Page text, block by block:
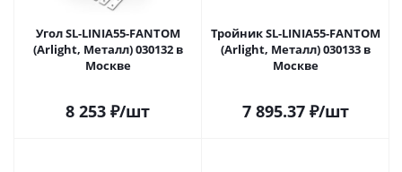
Угол SL-LINIA55-FANTOM
(Arlight, Металл) 030132 в
Москве
8 253 ₽/шт
Тройник SL-LINIA55-FANTOM
(Arlight, Металл) 030133 в
Москве
7 895.37₽/шт